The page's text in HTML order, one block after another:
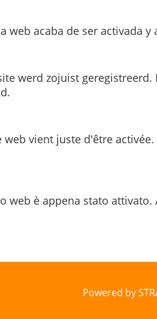
web acaba de ser activada
werd zojuist
web vient juste d'être
web è appena stato
Powered by